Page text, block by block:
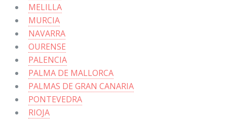
MELILLA
MURCIA
NAVARRA
OURENSE
PALENCIA
PALMA DE MALLORCA
PALMAS DE GRAN CANARIA
PONTEVEDRA
RIOJA